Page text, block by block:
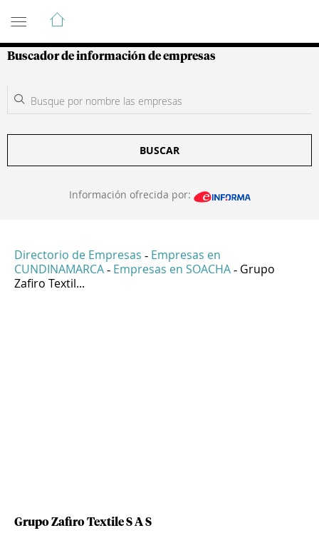
Guía de Empresas Colombianas
Buscador de información de empresas
BUSCAR
Información ofrecida por:
Directorio de Empresas - Empresas en
CUNDINAMARCA - Empresas en SOACHA - Grupo
Zafiro Textil...
Grupo Zafiro Textile S A S